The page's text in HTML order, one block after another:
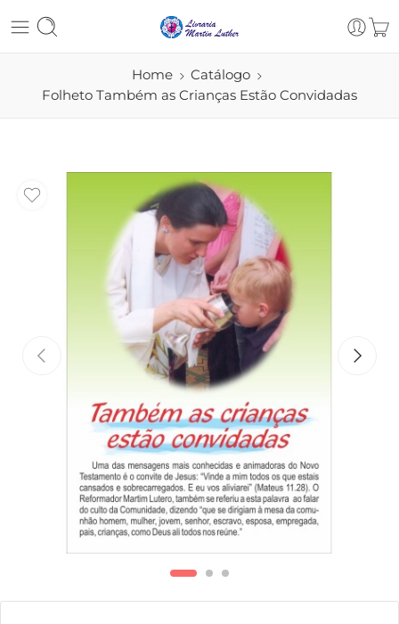
Home
Catálogo
Folheto Também as Crianças Estão Convidadas